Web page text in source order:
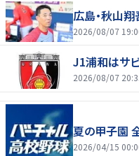
広島・秋山
2026/08/07
J1浦和はサ
2026/08/07
夏の甲子園
2026/04/15